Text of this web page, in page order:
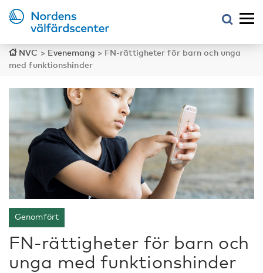
NVC > Evenemang > FN-rättigheter för barn och unga
med funktionshinder
Genomfört
FN-rättigheter för barn och
unga med funktionshinder